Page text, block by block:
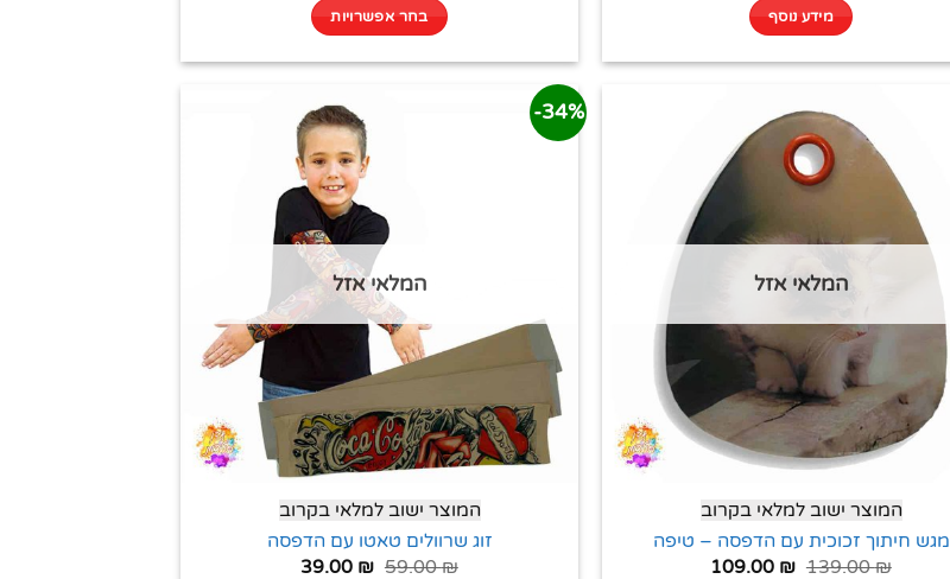
מידע נוסף בחר אפשרויות
המלאי אזל
המוצר ישוב למלאי בקרוב
מגש חיתוך זכוכית עם הדפסה – טיפה
139.00₪
109.00 ₪
34%-
המלאי אזל
המוצר ישוב למלאי בקרוב
זוג שרוולים טאטו עם הדפסה
59.00₪
39.00 ₪